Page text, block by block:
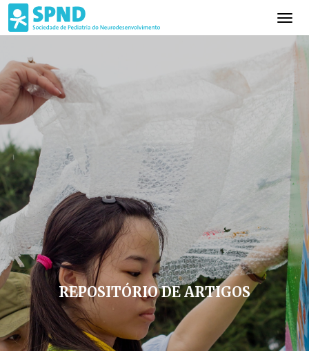
REPOSITÓRIO DE ARTIGOS